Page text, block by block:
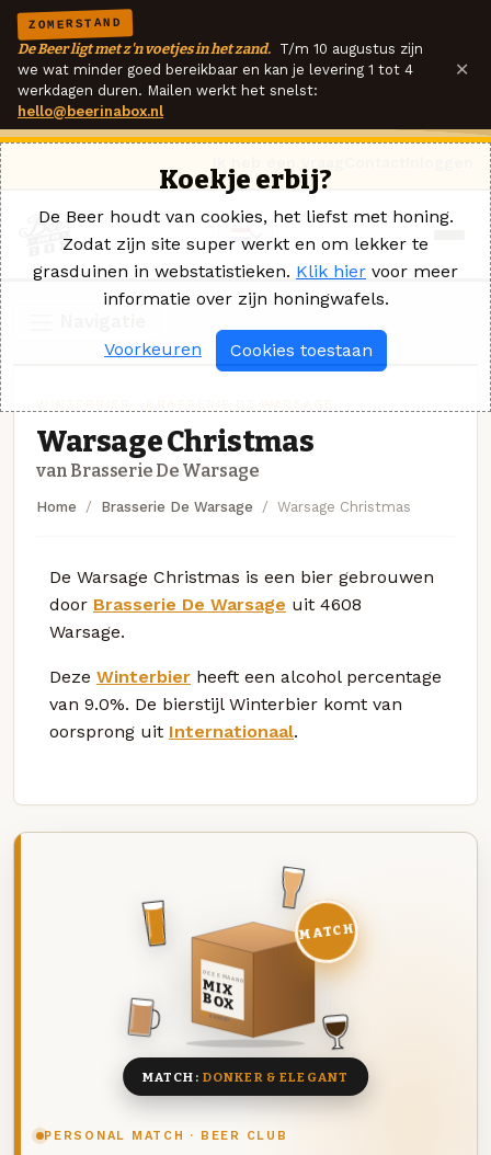
ZOMERSTAND
De Beer ligt met z'n voetjes in het zand. T/m 10 augustus zijn
we wat minder goed bereikbaar en kan je levering 1 tot 4
werkdagen duren. Mailen werkt het snelst:
hello@beerinabox.nl
×
Warsage Christmas
van Brasserie De Warsage
Home Brasserie De Warsage Warsage Christmas
De Warsage Christmas is een bier gebrouwen
door Brasserie De Warsage uit 4608
Warsage.
Deze Winterbier heeft een alcohol percentage
van 9.0%. De bierstijl Winterbier komt van
oorsprong uit Internationaal.
PERSONAL MATCH · BEER CLUB
DEZE MAAND
MIX
BOX
8 BIEREN
MATCH
MATCH: DONKER & ELEGANT
Koekje erbij?
De Beer houdt van cookies, het liefst met honing.
Zodat zijn site super werkt en om lekker te
grasduinen in webstatistieken. Klik hier voor meer
informatie over zijn honingwafels.
Voorkeuren Cookies toestaan